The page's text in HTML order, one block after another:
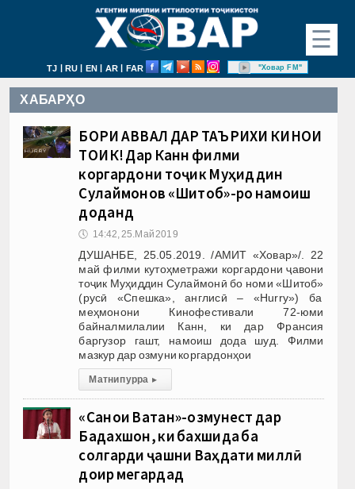
☰
TJ | RU | EN | AR | FAR "Ховар FM"
ХАБАРҲО
БОРИ АВВАЛ ДАР ТАЪРИХИ КИНОИ
ТОҶИК! Дар Канн филми
коргардони тоҷик Муҳиддин
Сулаймонов «Шитоб»-ро намоиш
доданд
🕔 14:42, 25.Май 2019
ДУШАНБЕ, 25.05.2019. /АМИТ «Ховар»/. 22
май филми кутоҳметражи коргардони ҷавони
тоҷик Муҳиддин Сулаймонӣ бо номи «Шитоб»
(русӣ «Спешка», англисӣ – «Hurry») ба
меҳмонони Кинофестивали 72-юми
байналмилалии Канн, ки дар Франсия
баргузор гашт, намоиш дода шуд. Филми
мазкур дар озмуни коргардонҳои
Матни пурра ▸
«Санои Ватан»-озмунест дар
Бадахшон, ки бахшида ба
солгарди ҷашни Ваҳдати миллӣ
доир мегардад